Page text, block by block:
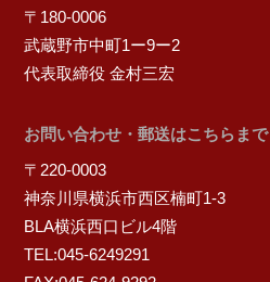
〒180-0006
武蔵野市中町1ー9ー2
代表取締役 金村三宏
お問い合わせ・郵送はこちらまで
〒220-0003
神奈川県横浜市西区楠町1-3
BLA横浜西口ビル4階
TEL:045-6249291